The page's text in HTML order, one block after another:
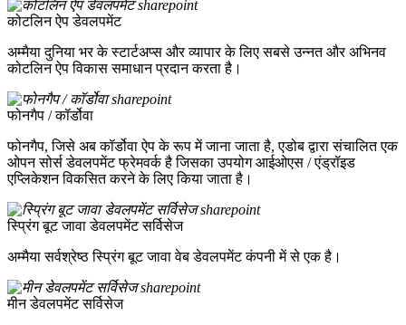
कोटलिन ऐप डेवलपमेंट
अम्मैया दुनिया भर के स्टार्टअप्स और व्यापार के लिए सबसे उन्नत और अभिनव
कोटलिन ऐप विकास समाधान प्रदान करता है।
फोनगैप / कॉर्डोवा
फोनगैप, जिसे अब कॉर्डोवा ऐप के रूप में जाना जाता है, एडोब द्वारा संचालित एक
ओपन सोर्स डेवलपमेंट फ्रेमवर्क है जिसका उपयोग आईओएस / एंड्रॉइड
एप्लिकेशन विकसित करने के लिए किया जाता है।
स्प्रिंग बूट जावा डेवलपमेंट सर्विसेज
अम्मैया सर्वश्रेष्ठ स्प्रिंग बूट जावा वेब डेवलपमेंट कंपनी में से एक है।
मीन डेवलपमेंट सर्विसेज